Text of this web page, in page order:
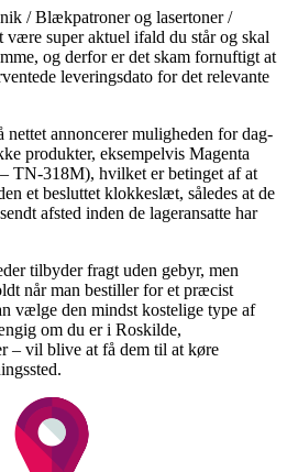
/ Blækpatroner og lasertoner /
være super aktuel ifald du står og skal
og derfor er det skam fornuftigt at
leveringsdato for det relevante
annoncerer muligheden for dag-
produkter, eksempelvis Magenta
TN-318M), hvilket er betinget af at
et besluttet klokkeslæt, således at de
afsted inden de lageransatte har
tilbyder fragt uden gebyr, men
når man bestiller for et præcist
vælge den mindst kostelige type af
om du er i Roskilde,
– vil blive at få dem til at køre